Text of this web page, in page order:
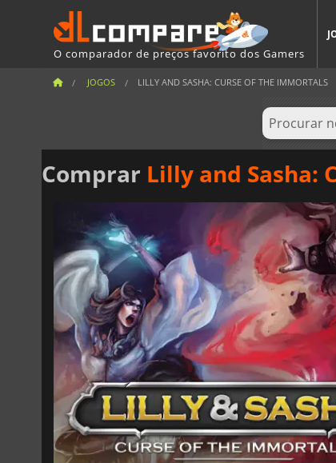
O comparador de preços favorito dos Gamers
JOGOS LILLY AND SASHA: CURSE OF THE IMMORTALS
Comprar Lilly and Sasha: